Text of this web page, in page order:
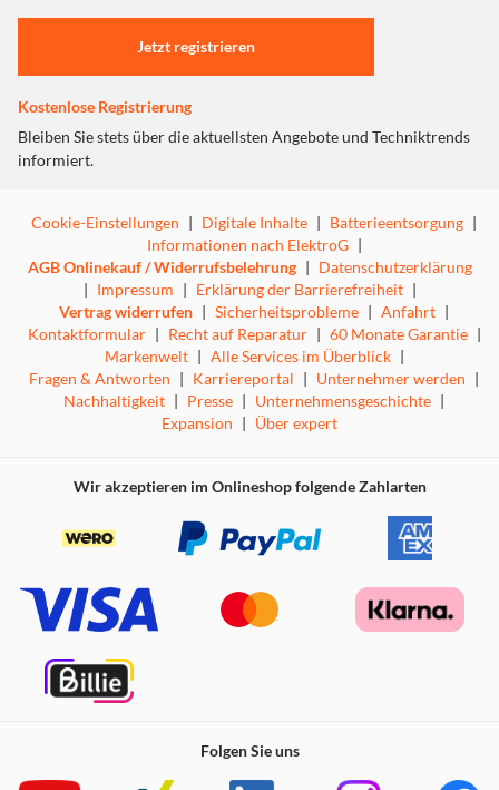
Xplora X6Play
Xplora bietet mit dem Premium-Modell X6Play eine
leicht in der Handhabung sowie an die Bedürfnisse von
Kindern angepasst sind und die ersten digitalen Schritte
erleichtern.
weil dabei bewusst auf den freien Zugang zum
Internet und zu Social Media-Apps verzichtet wird.
Der Fokus liegt mit der Telefon- und Nachrichtenfunktion
auf der Kommunikation. Dank der GPS-Standortfunktion,
den Sicherheitszonen und einem SOS-Knopf erhalten
Kinder sowie Erziehende ein Gefühl von mehr Sicherheit
Text- und Sprachnachrichten
GPS-Standort mit Kartenanzeige
Einstellungen anpassen
Jetzt registrieren
Kostenlose Registrierung
Bleiben Sie stets über die aktuellsten Angebote und Techniktrends
informiert.
Cookie-Einstellungen | Digitale Inhalte | Batterieentsorgung |
Informationen nach ElektroG |
AGB Onlinekauf / Widerrufsbelehrung | Datenschutzerklärung
| Impressum | Erklärung der Barrierefreiheit |
Vertrag widerrufen | Sicherheitsprobleme | Anfahrt |
Kontaktformular | Recht auf Reparatur | 60 Monate Garantie |
Markenwelt | Alle Services im Überblick |
Fragen & Antworten | Karriereportal | Unternehmer werden |
Nachhaltigkeit | Presse | Unternehmensgeschichte |
Expansion | Über expert
Wir akzeptieren im Onlineshop folgende Zahlarten
Folgen Sie uns